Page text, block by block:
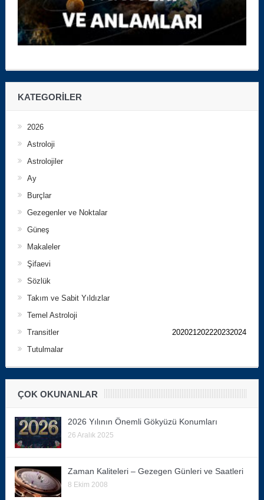
KATEGORILER
2026
Astroloji
Astrolojiler
Ay
Burçlar
Gezegenler ve Noktalar
Güneş
Makaleler
Şifaevi
Sözlük
Takım ve Sabit Yıldızlar
Temel Astroloji
Transitler
202021202220232024
Tutulmalar
ÇOK OKUNANLAR
2026 Yılının Önemli Gökyüzü Konumları
26 Aralık 2025
Zaman Kaliteleri – Gezegen Günleri ve Saatleri
8 Ekim 2008